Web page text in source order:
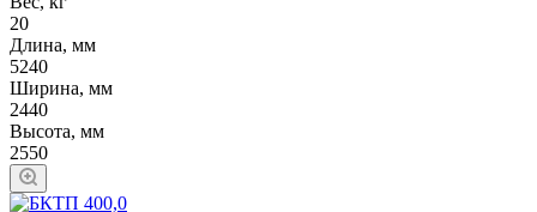
20
Длина, мм
5240
Ширина, мм
2440
Высота, мм
2550